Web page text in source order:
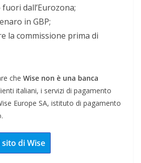
dall’Eurozona;
in GBP;
la commissione prima di
che Wise non è una banca
italiani, i servizi di pagamento
Europe SA, istituto di pagamento
di Wise